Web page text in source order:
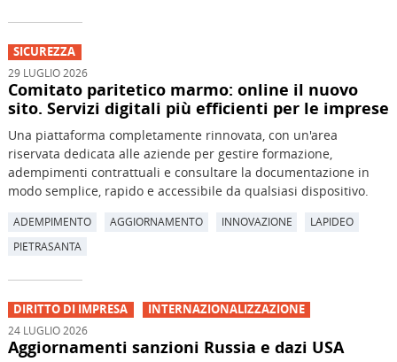
SICUREZZA
29 LUGLIO 2026
Comitato paritetico marmo: online il nuovo
sito. Servizi digitali più efficienti per le imprese
Una piattaforma completamente rinnovata, con un'area
riservata dedicata alle aziende per gestire formazione,
adempimenti contrattuali e consultare la documentazione in
modo semplice, rapido e accessibile da qualsiasi dispositivo.
ADEMPIMENTO AGGIORNAMENTO INNOVAZIONE
LAPIDEO
PIETRASANTA
DIRITTO DI IMPRESA INTERNAZIONALIZZAZIONE
24 LUGLIO 2026
Aggiornamenti sanzioni Russia e dazi USA